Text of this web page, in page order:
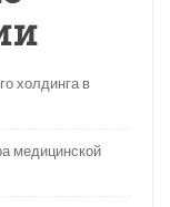
холдинга в
медицинской